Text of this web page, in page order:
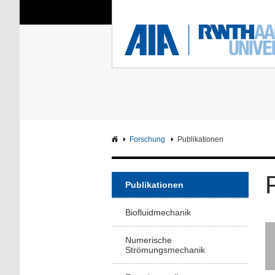
Sie sind hier: Aerodynamisches
RWTH
Forschung Publikationen
Publikationen
Biofluidmechanik
Numerische
Strömungsmechanik